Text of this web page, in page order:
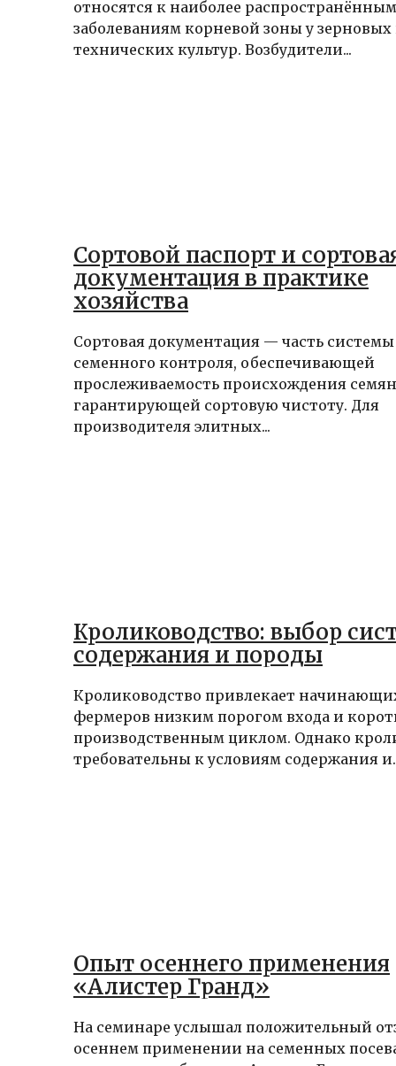
относятся к наиболее распространённым
заболеваниям корневой зоны у зерновых
технических культур. Возбудители...
Сортовой паспорт и
документация в практике
хозяйства
Сортовая документация — часть системы
семенного контроля, обеспечивающей
прослеживаемость происхождения
гарантирующей сортовую чистоту. Для
производителя элитных...
Кролиководство: выбор
содержания и породы
Кролиководство привлекает
фермеров низким порогом входа и
производственным циклом. Однако
требовательны к условиям содержания
Опыт осеннего применения
«Алистер Гранд»
На семинаре услышал положительный
осеннем применении на семенных